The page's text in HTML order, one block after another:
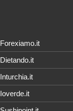
Forexiamo.it
Dietando.it
Inturchia.it
Ioverde.it